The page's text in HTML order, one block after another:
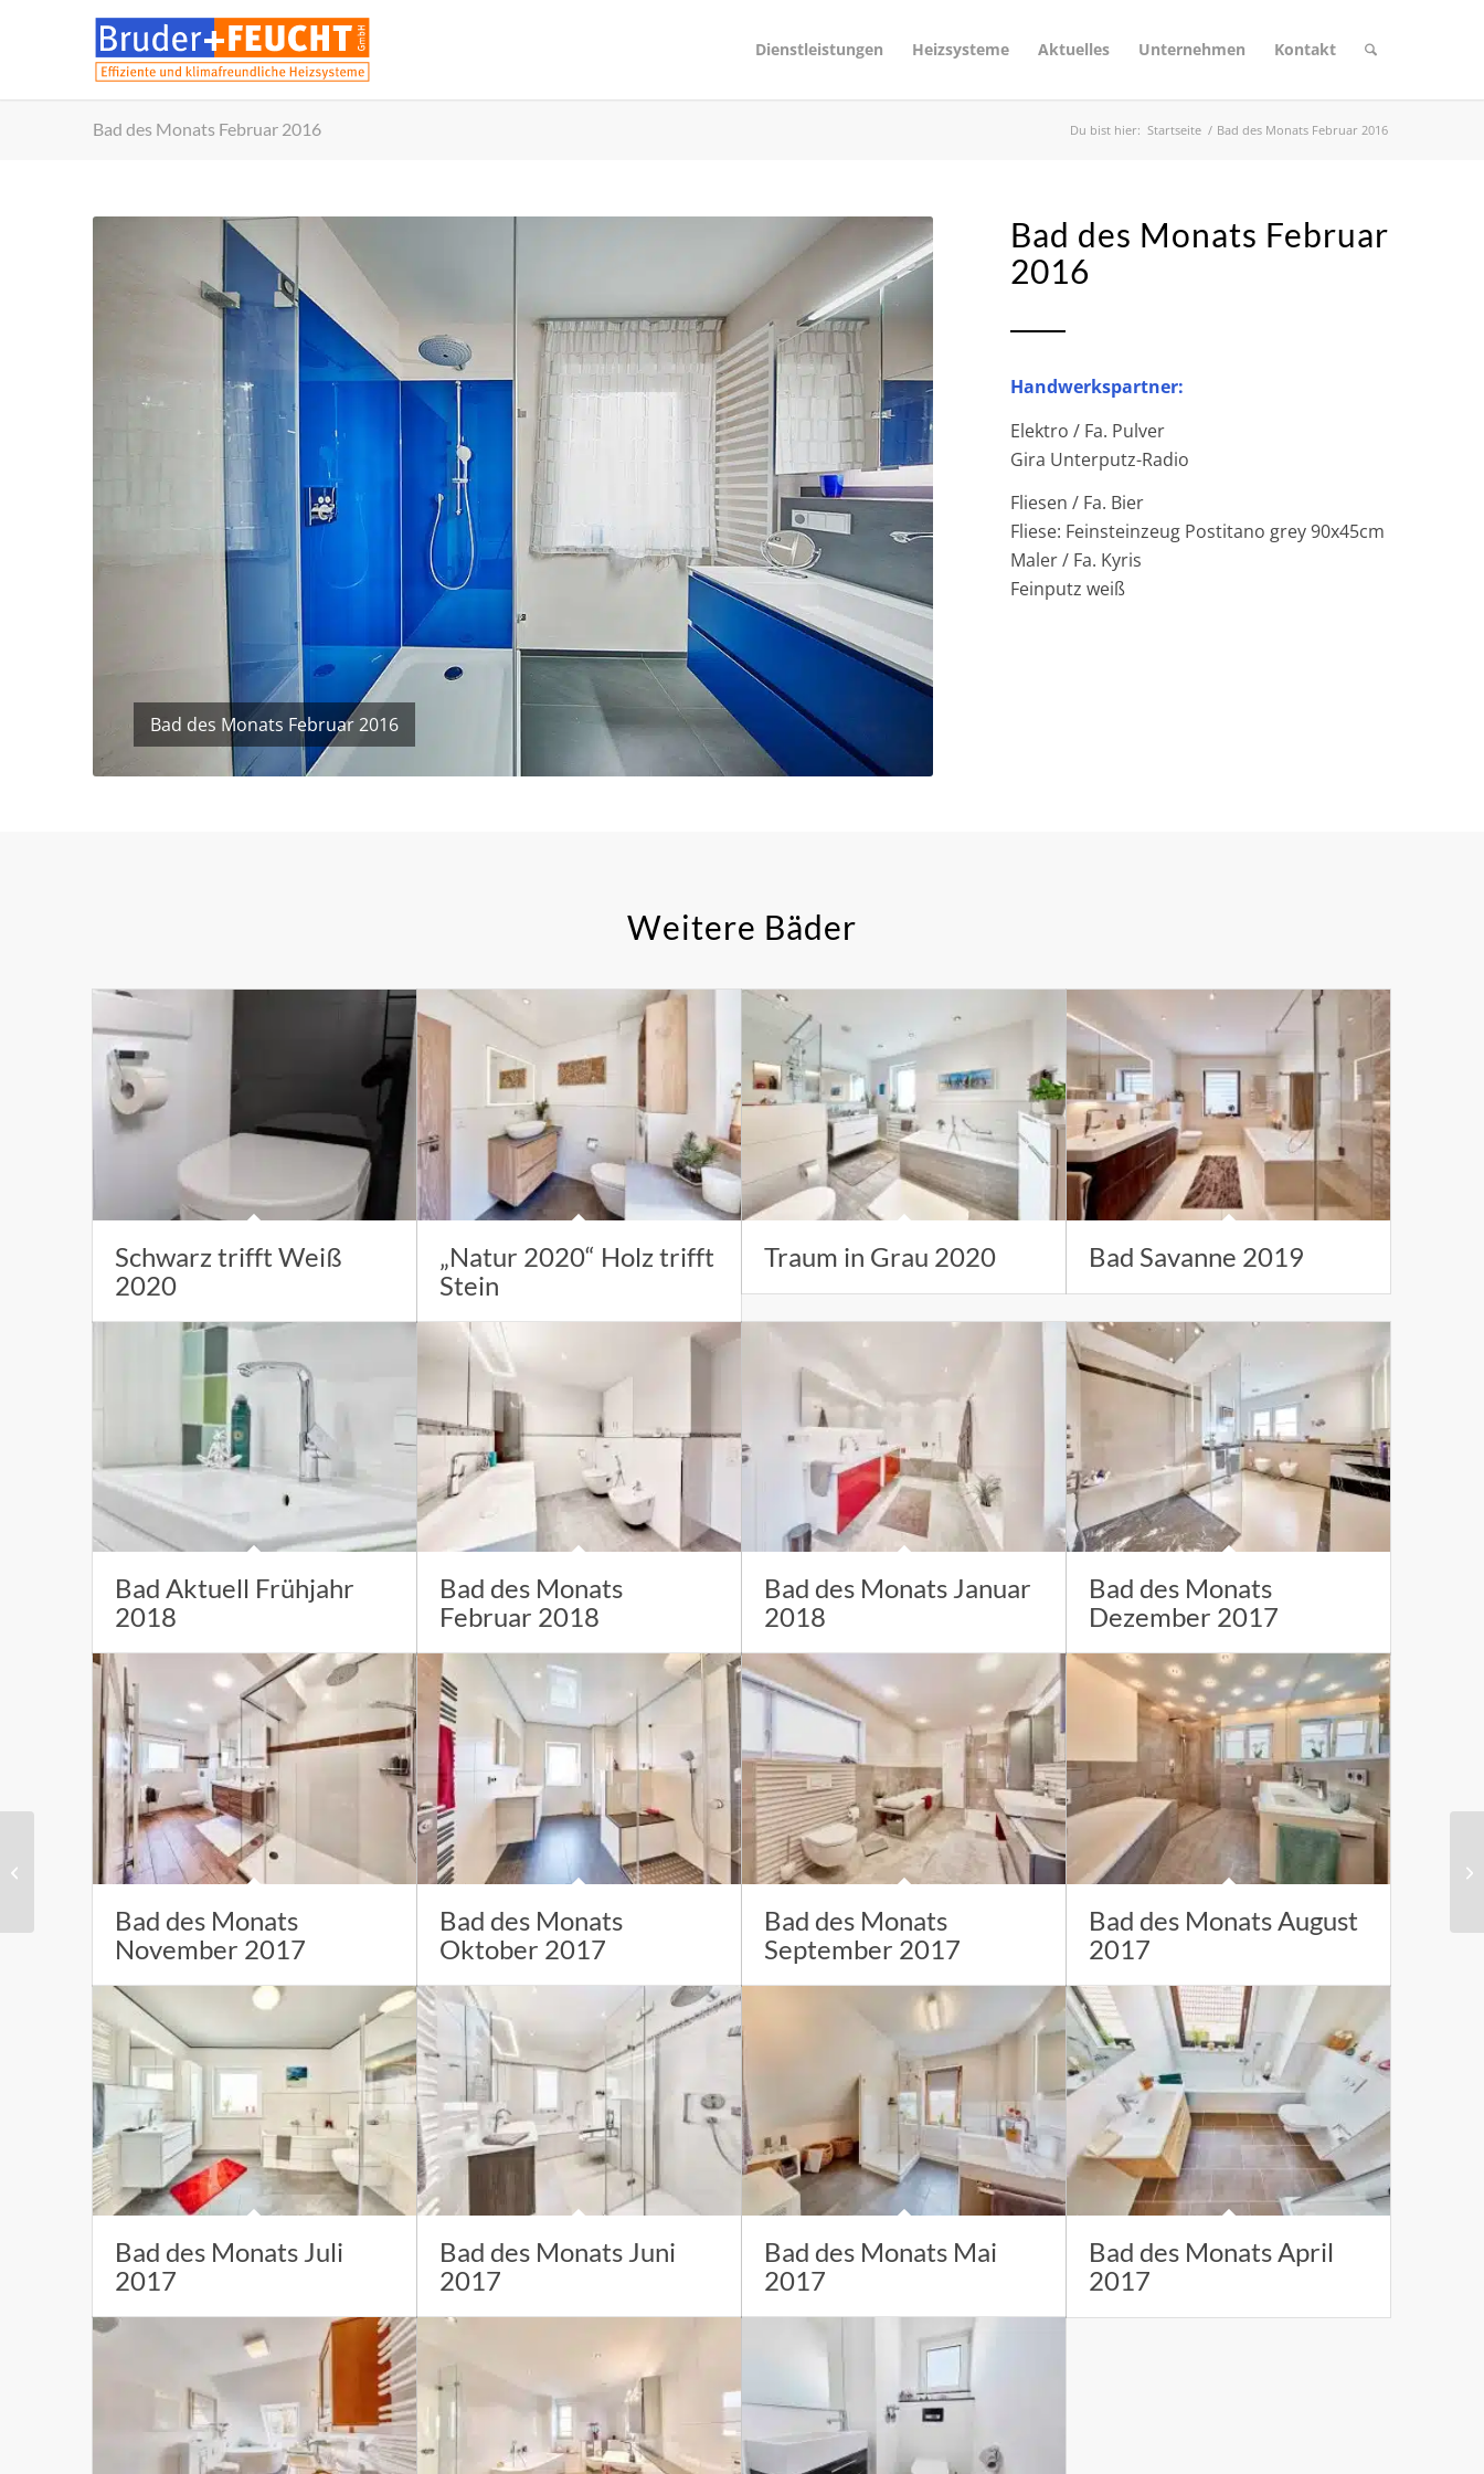
Dienstleistungen Heizsysteme Aktuelles Unternehmen Kontakt
Bad des Monats Februar 2016 Du bist hier: Startseite / Bad des Monats Februar 2016
WC Anlage: Vamigo @Home ohne Spülrand
Bad des Monats Februar
2016
Handwerkspartner:
Elektro / Fa. Pulver
Gira Unterputz-Radio
Fliesen / Fa. Bier
Fliese: Feinsteinzeug Postitano grey 90x45cm
Maler / Fa. Kyris
Feinputz weiß
Weitere Bäder
Schwarz trifft Weiß
2020
„Natur 2020“ Holz trifft
Stein
Traum in Grau 2020 Bad Savanne 2019
Bad Aktuell Frühjahr
2018
Bad des Monats
Februar 2018
Bad des Monats Januar
2018
Bad des Monats
Dezember 2017
Bad des Monats
November 2017
Bad des Monats
Oktober 2017
Bad des Monats
September 2017
Bad des Monats August
2017
Bad des Monats Juli
2017
Bad des Monats Juni
2017
Bad des Monats Mai
2017
Bad des Monats April
2017
Bad des Monats Januar